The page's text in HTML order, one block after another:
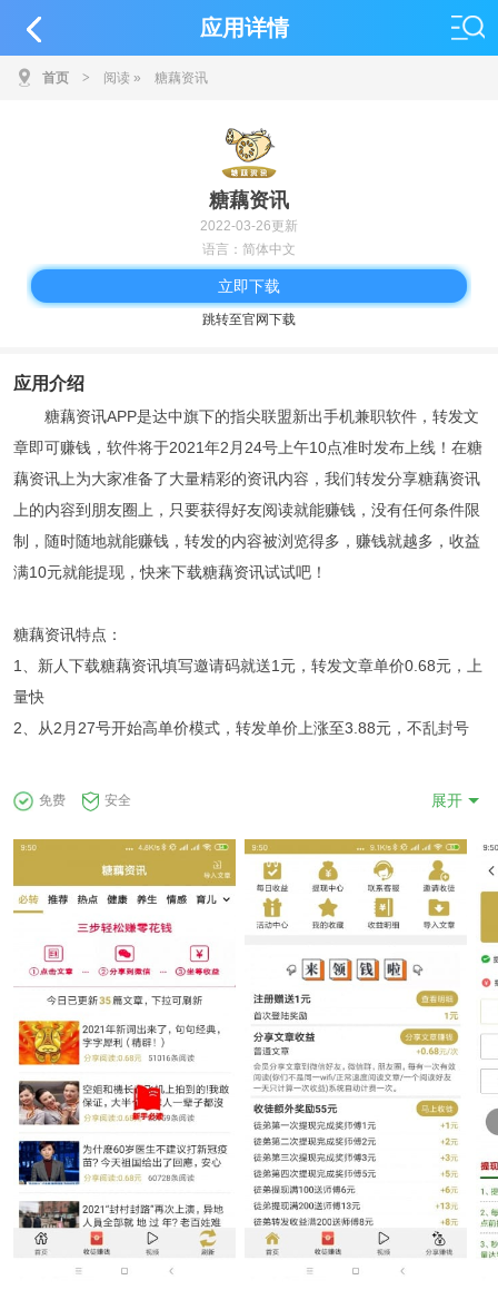
应用详情
首页 > 阅读 » 糖藕资讯
糖藕资讯
2022-03-26更新
语言：简体中文
立即下载
跳转至官网下载
应用介绍
糖藕资讯APP是达中旗下的指尖联盟新出手机兼职软件，转发文
章即可赚钱，软件将于2021年2月24号上午10点准时发布上线！在糖
藕资讯上为大家准备了大量精彩的资讯内容，我们转发分享糖藕资讯
上的内容到朋友圈上，只要获得好友阅读就能赚钱，没有任何条件限
制，随时随地就能赚钱，转发的内容被浏览得多，赚钱就越多，收益
满10元就能提现，快来下载糖藕资讯试试吧！
糖藕资讯特点：
1、新人下载糖藕资讯填写邀请码就送1元，转发文章单价0.68元，上
量快
2、从2月27号开始高单价模式，转发单价上涨至3.88元，不乱封号
提现说明：
免费 安全 展开